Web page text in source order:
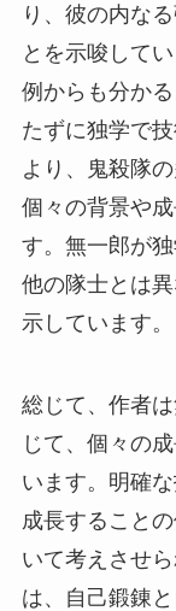
り、彼の内な
とを示唆して
例からも分か
たずに独学で
より、鬼殺隊
個々の背景や
す。無一郎が
他の隊士とは
示しています。
総じて、作者
じて、個々の
います。明確
成長すること
いて考えさせ
は、自己鍛錬